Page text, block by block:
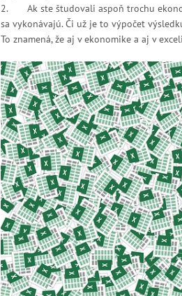
2. Ak ste študovali aspoň trochu
sa vykonávajú. Či už je to výpočet
To znamená, že aj v ekonomike a aj v